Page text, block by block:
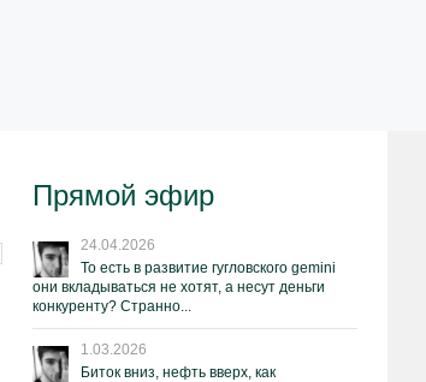
Прямой эфир
24.04.2026
То есть в развитие гугловского gemini
они вкладываться не хотят, а несут деньги
конкуренту? Странно...
1.03.2026
Биток вниз, нефть вверх, как